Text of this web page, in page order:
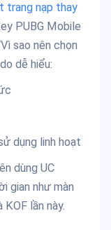
trang nạp thay
PUBG Mobile
sao nên chọn
dễ hiểu:
dụng linh hoạt
dùng UC
gian như màn
lần này.